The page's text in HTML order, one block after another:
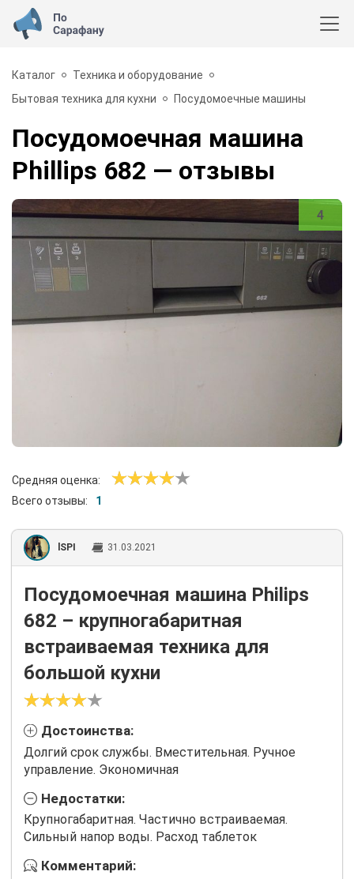
Каталог
Техника и оборудование
Бытовая техника для кухни
Посудомоечные машины
Посудомоечная машина
Phillips 682 — отзывы
4
Средняя оценка:
Всего отзывы:
1
lSPI 31.03.2021
Посудомоечная машина Philips
682 – крупногабаритная
встраиваемая техника для
большой кухни
Достоинства:
Долгий срок службы. Вместительная. Ручное
управление. Экономичная
Недостатки:
Крупногабаритная. Частично встраиваемая.
Сильный напор воды. Расход таблеток
Комментарий: